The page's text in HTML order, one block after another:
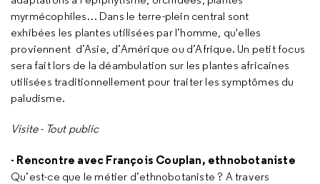
myrmécophiles… Dans le terre-plein central sont
exhibées les plantes utilisées par l’homme, qu'elles
proviennent d’Asie, d’Amérique ou d’Afrique. Un petit focus
sera fait lors de la déambulation sur les plantes africaines
utilisées traditionnellement pour traiter les symptômes du
paludisme.
Visite - Tout public
- Rencontre avec François Couplan, ethnobotaniste
Qu’est-ce que le métier d’ethnobotaniste ? A travers